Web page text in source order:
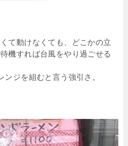
て動けなくても、どこかの立
機すれば台風をやり過ごせる
ンジを組むと言う強引さ。